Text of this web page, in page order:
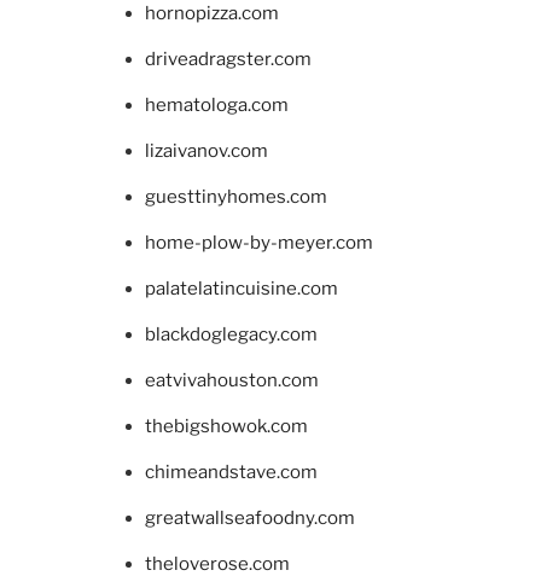
hornopizza.com
driveadragster.com
hematologa.com
lizaivanov.com
guesttinyhomes.com
home-plow-by-meyer.com
palatelatincuisine.com
blackdoglegacy.com
eatvivahouston.com
thebigshowok.com
chimeandstave.com
greatwallseafoodny.com
theloverose.com